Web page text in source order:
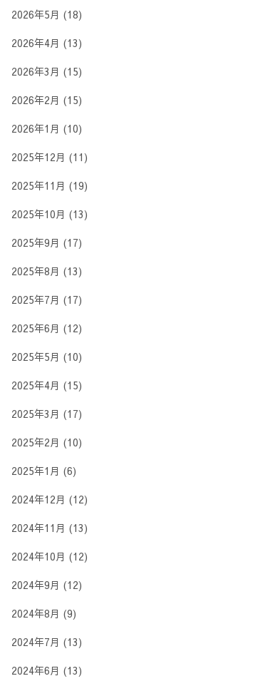
2026年5月 (18)
2026年4月 (13)
2026年3月 (15)
2026年2月 (15)
2026年1月 (10)
2025年12月 (11)
2025年11月 (19)
2025年10月 (13)
2025年9月 (17)
2025年8月 (13)
2025年7月 (17)
2025年6月 (12)
2025年5月 (10)
2025年4月 (15)
2025年3月 (17)
2025年2月 (10)
2025年1月 (6)
2024年12月 (12)
2024年11月 (13)
2024年10月 (12)
2024年9月 (12)
2024年8月 (9)
2024年7月 (13)
2024年6月 (13)